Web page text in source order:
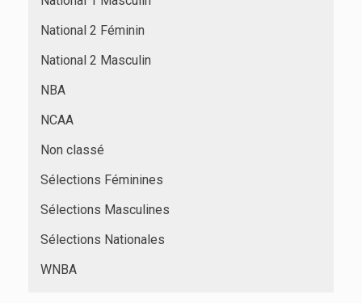
National 2 Féminin
National 2 Masculin
NBA
NCAA
Non classé
Sélections Féminines
Sélections Masculines
Sélections Nationales
WNBA